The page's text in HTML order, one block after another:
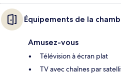
Équipements de la
Amusez-vous
Télévision à écran plat
TV avec chaînes par